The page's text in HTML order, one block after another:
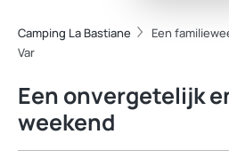
Camping La Bastiane
Een
Var
Een onvergetelijk
weekend